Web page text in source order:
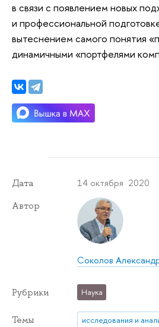
в связи с появлением новых
и профессиональной
вытеснением самого понятия
динамичными «портфелями
Дата 14 октября 2020
Автор
Соколов
Рубрики Наука
Темы
исследования и